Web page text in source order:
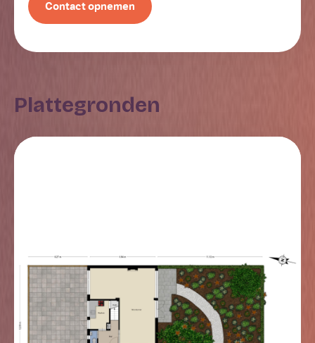
deur naar de 2e tuin. Deze ligt op het noorden en is
volledig bestraat. Tevens bevindt zich in deze tuin de
slaapkamers en een eenvoudige badkamer. De
Algemeen
De woning wordt verkocht in de huidige staat. De
verkoper heeft niet in de woning gewoond en is niet
bekend met de staat van de woning. De verkoper
heeft het recht op gunning.
Contact opnemen
Plattegronden